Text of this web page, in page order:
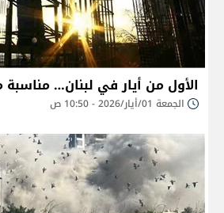
الأول من أيار في لبنان… مناسبة
الجمعة 01/أيار/2026 - 10:50 ص